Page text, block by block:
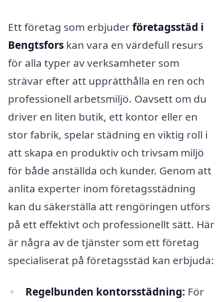
Ett företag som erbjuderföretagsstäd i
Bengtsfors kan vara en värdefull resurs
för alla typer av verksamheter som
strävar efter att upprätthålla en ren och
professionell arbetsmiljö. Oavsett om du
driver en liten butik, ett kontor eller en
stor fabrik, spelar städning en viktig roll i
att skapa en produktiv och trivsam miljö
för både anställda och kunder. Genom att
anlita experter inom företagsstädning
kan du säkerställa att rengöringen utförs
på ett effektivt och professionellt sätt. Här
är några av de tjänster som ett företag
specialiserat på företagsstäd kan erbjuda:
Regelbunden kontorsstädning: För